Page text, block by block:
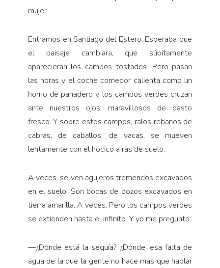
mujer.
Entramos en Santiago del Estero. Esperaba que
el paisaje cambiara, que súbitamente
aparecieran los campos tostados. Pero pasan
las horas y el coche comedor calienta como un
horno de panadero y los campos verdes cruzan
ante nuestros ojos, maravillosos de pasto
fresco. Y sobre estos campos, ralos rebaños de
cabras, de caballos, de vacas, se mueven
lentamente con el hocico a ras de suelo.
A veces, se ven agujeros tremendos excavados
en el suelo. Son bocas de pozos excavados en
tierra amarilla. A veces. Pero los campos verdes
se extienden hasta el infinito. Y yo me pregunto:
—¿Dónde está la sequía? ¿Dónde, esa falta de
agua de la que la gente no hace más que hablar